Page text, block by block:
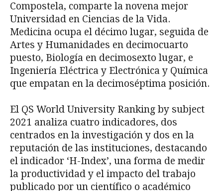
Compostela, comparte la novena mejor
Universidad en Ciencias de la Vida.
Medicina ocupa el décimo lugar, seguida de
Artes y Humanidades en decimocuarto
puesto, Biología en decimosexto lugar, e
Ingeniería Eléctrica y Electrónica y Química
que empatan en la decimoséptima posición.
El QS World University Ranking by subject
2021 analiza cuatro indicadores, dos
centrados en la investigación y dos en la
reputación de las instituciones, destacando
el indicador ‘H-Index’, una forma de medir
la productividad y el impacto del trabajo
publicado por un científico o académico